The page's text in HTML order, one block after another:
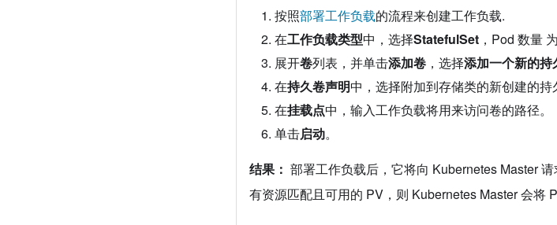
按照部署工作负载的流程来创建工作负载.
在工作负载类型中，选择StatefulSet ，Pod 数量 为
展开卷列表，并单击添加卷 ，选择添加一个新的持
在持久卷声明中，选择附加到存储类的新创建的持
在挂载点中，输入工作负载将用来访问卷的路径。
单击启动。
结果： 部署工作负载后，它将向 Kubernetes Master
有资源匹配且可用的 PV，则 Kubernetes Master 会将